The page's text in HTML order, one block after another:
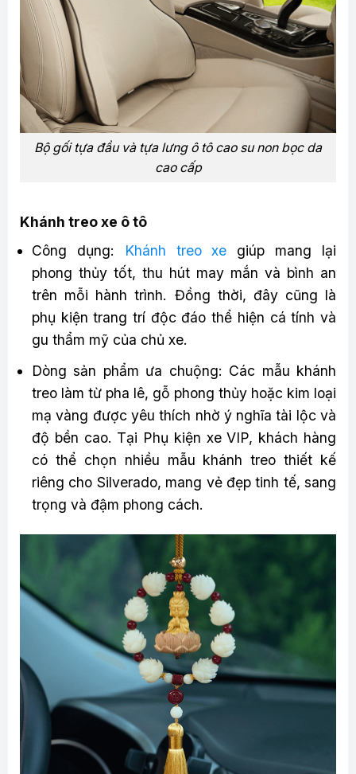
Bộ gối tựa đầu và tựa lưng ô tô cao su non bọc da
cao cấp
Khánh treo xe ô tô
Công dụng:
Khánh treo xe giúp mang lại
phong thủy tốt, thu hút may mắn và bình an
trên mỗi hành trình. Đồng thời, đây cũng là
phụ kiện trang trí độc đáo thể hiện cá tính và
gu thẩm mỹ của chủ xe.
Dòng sản phẩm ưa chuộng: Các mẫu khánh
treo làm từ pha lê, gỗ phong thủy hoặc kim loại
mạ vàng được yêu thích nhờ ý nghĩa tài lộc và
độ bền cao. Tại Phụ kiện xe VIP, khách hàng
có thể chọn nhiều mẫu khánh treo thiết kế
riêng cho Silverado, mang vẻ đẹp tinh tế, sang
trọng và đậm phong cách.